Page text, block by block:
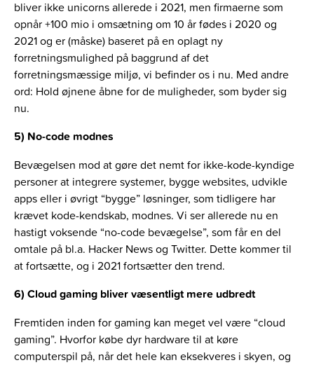
bliver ikke unicorns allerede i 2021, men firmaerne som
opnår +100 mio i omsætning om 10 år fødes i 2020 og
2021 og er (måske) baseret på en oplagt ny
forretningsmulighed på baggrund af det
forretningsmæssige miljø, vi befinder os i nu. Med andre
ord: Hold øjnene åbne for de muligheder, som byder sig
nu.
5) No-code modnes
Bevægelsen mod at gøre det nemt for ikke-kode-kyndige
personer at integrere systemer, bygge websites, udvikle
apps eller i øvrigt “bygge” løsninger, som tidligere har
krævet kode-kendskab, modnes. Vi ser allerede nu en
hastigt voksende “no-code bevægelse”, som får en del
omtale på bl.a. Hacker News og Twitter. Dette kommer til
at fortsætte, og i 2021 fortsætter den trend.
6) Cloud gaming bliver væsentligt mere udbredt
Fremtiden inden for gaming kan meget vel være “cloud
gaming”. Hvorfor købe dyr hardware til at køre
computerspil på, når det hele kan eksekveres i skyen, og